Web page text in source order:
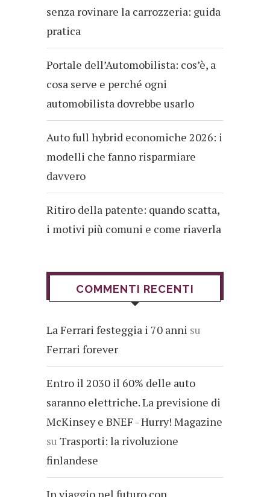
senza rovinare la carrozzeria: guida
pratica
Portale dell’Automobilista: cos’è, a
cosa serve e perché ogni
automobilista dovrebbe usarlo
Auto full hybrid economiche 2026: i
modelli che fanno risparmiare
davvero
Ritiro della patente: quando scatta,
i motivi più comuni e come riaverla
COMMENTI RECENTI
La Ferrari festeggia i 70 anni su
Ferrari forever
Entro il 2030 il 60% delle auto
saranno elettriche. La previsione di
McKinsey e BNEF - Hurry! Magazine
su Trasporti: la rivoluzione
finlandese
In viaggio nel futuro con